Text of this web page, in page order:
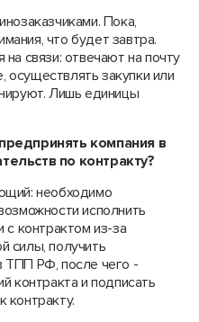
Пока,
что будет завтра.
связи: отвечают на почту
осуществлять закупки или
Лишь единицы
компания в
по контракту?
необходимо
исполнить
с контрактом из-за
силы, получить
РФ, после чего -
контракта и подписать
контракту.